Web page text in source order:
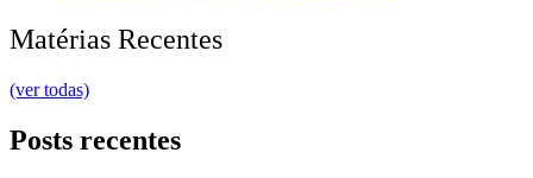
Matérias Recentes
(ver todas)
Posts recentes